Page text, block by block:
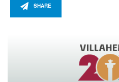
SHARE